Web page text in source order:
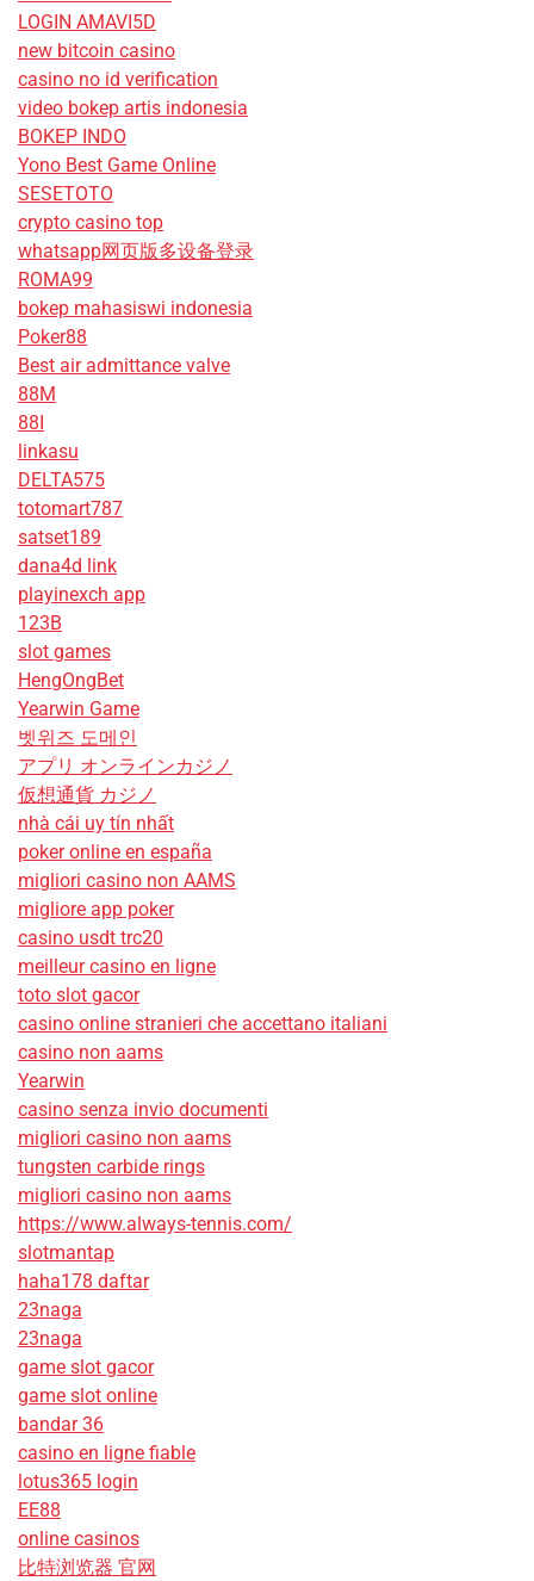
LOGIN AMAVI5D
new bitcoin casino
casino no id verification
video bokep artis indonesia
BOKEP INDO
Yono Best Game Online
SESETOTO
crypto casino top
whatsapp网页版多设备登录
ROMA99
bokep mahasiswi indonesia
Poker88
Best air admittance valve
88M
88I
linkasu
DELTA575
totomart787
satset189
dana4d link
playinexch app
123B
slot games
HengOngBet
Yearwin Game
벳위즈 도메인
アプリ オンラインカジノ
仮想通貨 カジノ
nhà cái uy tín nhất
poker online en españa
migliori casino non AAMS
migliore app poker
casino usdt trc20
meilleur casino en ligne
toto slot gacor
casino online stranieri che accettano italiani
casino non aams
Yearwin
casino senza invio documenti
migliori casino non aams
tungsten carbide rings
migliori casino non aams
https://www.always-tennis.com/
slotmantap
haha178 daftar
23naga
23naga
game slot gacor
game slot online
bandar 36
casino en ligne fiable
lotus365 login
EE88
online casinos
比特浏览器 官网